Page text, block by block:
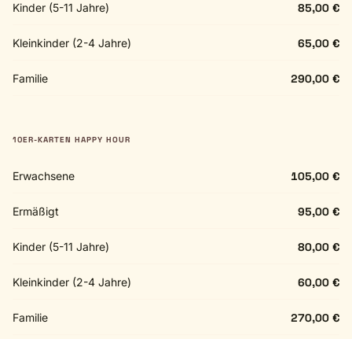
Kinder (5-11 Jahre) 85,00 €
Kleinkinder (2-4 Jahre) 65,00 €
Familie 290,00 €
10ER-KARTEN HAPPY HOUR
Erwachsene 105,00 €
Ermäßigt 95,00 €
Kinder (5-11 Jahre) 80,00 €
Kleinkinder (2-4 Jahre) 60,00 €
Familie 270,00 €